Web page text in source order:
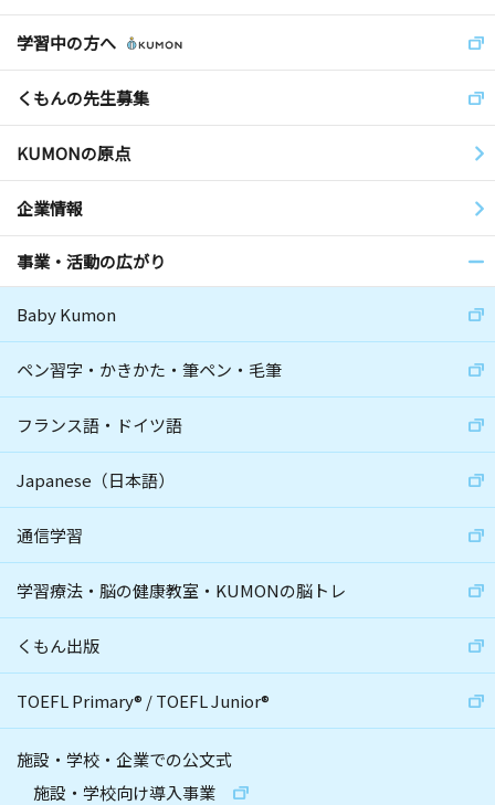
学習中の方へ
くもんの先生募集
KUMONの原点
企業情報
事業・活動の広がり
Baby Kumon
ペン習字・かきかた・筆ペン・毛筆
フランス語・ドイツ語
Japanese（日本語）
通信学習
学習療法・脳の健康教室・KUMONの脳トレ
くもん出版
TOEFL Primary® /TOEFL Junior®
施設・学校・企業での公文式
施設・学校向け導入事業